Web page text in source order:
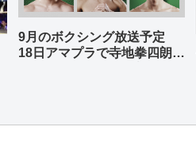
9月のボクシング放送予定
18日アマプラで寺地拳四朗、